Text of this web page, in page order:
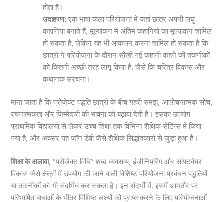
होता है।
उदाहरण: एक भाषा कला परियोजना में जहां छात्र अपनी लघु
कहानियां बनाते हैं, मूल्यांकन में अंतिम कहानियों का मूल्यांकन शामिल
हो सकता है, लेकिन यह भी आकलन करना शामिल हो सकता है कि
छात्रों ने परियोजना के दौरान सीखी गई कहानी कहने की तकनीकों
को कितनी अच्छी तरह लागू किया है, जैसे कि चरित्र विकास और
कथानक संरचना।
माना जाता है कि प्रोजेक्ट पद्धति छात्रों के बीच गहरी समझ, आलोचनात्मक सोच,
रचनात्मकता और जिम्मेदारी की भावना को बढ़ावा देती है। इसका उपयोग
प्राथमिक विद्यालयों से लेकर उच्च शिक्षा तक विभिन्न शैक्षिक सेटिंग्स में किया
गया है, और अक्सर यह जॉन डेवी जैसे शैक्षिक सिद्धांतकारों से जुड़ा हुआ है।
शिक्षा के अलावा, “प्रोजेक्ट विधि” शब्द व्यवसाय, इंजीनियरिंग और सॉफ्टवेयर
विकास जैसे क्षेत्रों में उपयोग की जाने वाली विशिष्ट परियोजना प्रबंधन पद्धतियों
या तकनीकों को भी संदर्भित कर सकता है। इन संदर्भों में, इसमें आमतौर पर
परिभाषित बाधाओं के भीतर विशिष्ट लक्ष्यों को प्राप्त करने के लिए परियोजनाओं